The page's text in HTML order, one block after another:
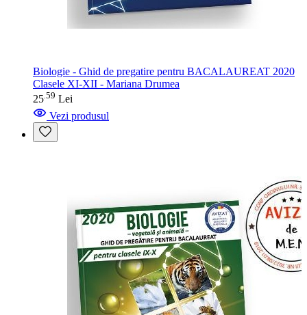
Biologie - Ghid de pregatire pentru BACALAUREAT 2020
Clasele XI-XII - Mariana Drumea
25 59 Lei
Vezi produsul